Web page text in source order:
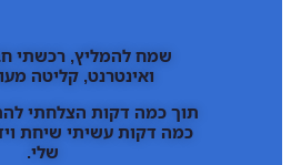
שמח להמליץ, רכשתי
ואינטרנט, קליטה
תוך כמה דקות הצלחתי
כמה דקות עשיתי שיחת
שלי.